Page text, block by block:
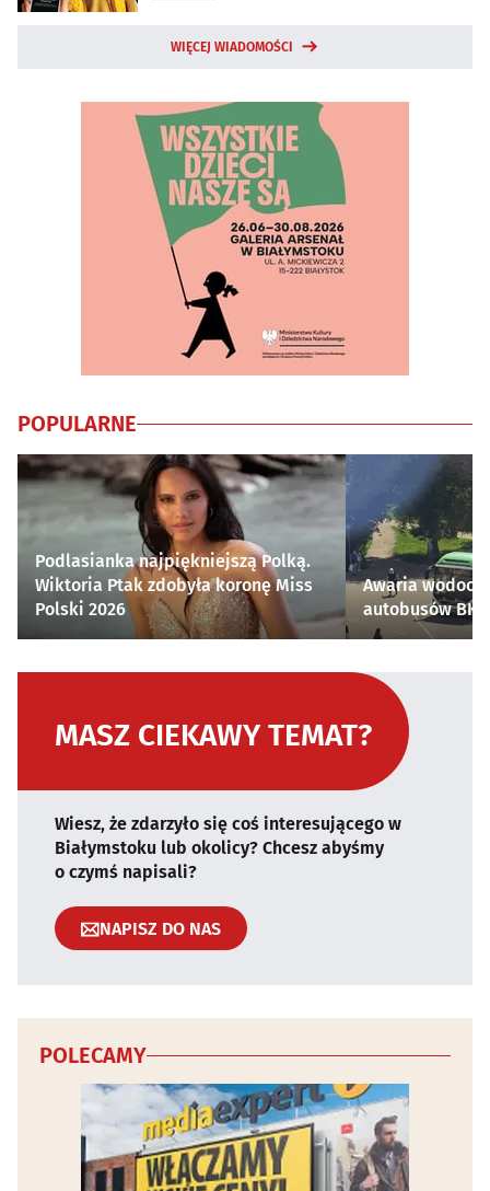
WIĘCEJ WIADOMOŚCI
POPULARNE
Podlasianka najpiękniejszą Polką.
Wiktoria Ptak zdobyła koronę Miss
Polski 2026
Awaria
autobusów
MASZ CIEKAWY TEMAT?
Wiesz, że zdarzyło się coś interesującego w
Białymstoku lub okolicy? Chcesz abyśmy
o czymś napisali?
NAPISZ DO NAS
POLECAMY